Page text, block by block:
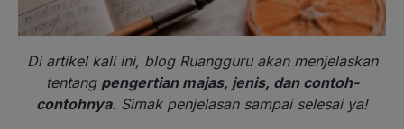
Di artikel kali ini, blog Ruangguru akan menjelaskan
tentang pengertian majas, jenis, dan contoh-
contohnya. Simak penjelasan sampai selesai ya!